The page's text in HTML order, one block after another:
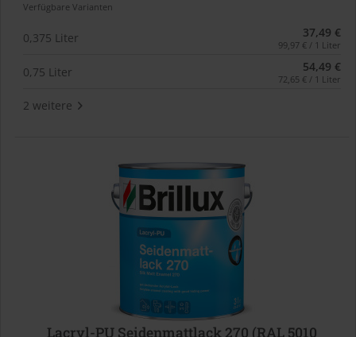
Verfügbare Varianten
0,375 Liter 37,49 €
99,97 € / 1 Liter
0,75 Liter 54,49 €
72,65 € / 1 Liter
2 weitere
Lacryl-PU Seidenmattlack 270 (RAL 5010